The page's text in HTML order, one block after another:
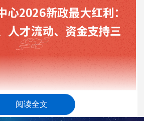
：打破束缚，构建自由高效人才生态
阅读全文